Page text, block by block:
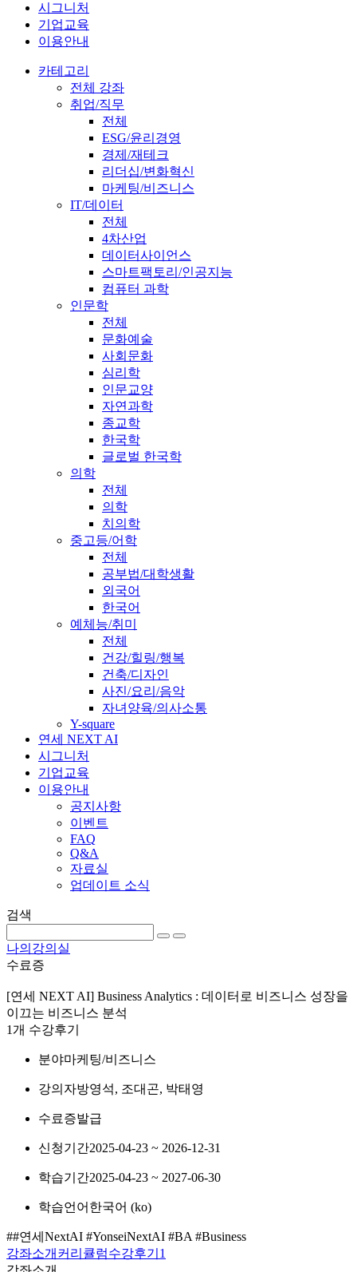
시그니처
기업교육
이용안내
카테고리
전체 강좌
취업/직무
전체
ESG/윤리경영
경제/재테크
리더십/변화혁신
마케팅/비즈니스
IT/데이터
전체
4차산업
데이터사이언스
스마트팩토리/인공지능
컴퓨터 과학
인문학
전체
문화예술
사회문화
심리학
인문교양
자연과학
종교학
한국학
글로벌 한국학
의학
전체
의학
치의학
중고등/어학
전체
공부법/대학생활
외국어
한국어
예체능/취미
전체
건강/힐링/행복
건축/디자인
사진/요리/음악
자녀양육/의사소통
Y-square
연세 NEXT AI
시그니처
기업교육
이용안내
공지사항
이벤트
FAQ
Q&A
자료실
업데이트 소식
검색
나의강의실
수료증
[연세 NEXT AI] Business Analytics : 데이터로 비즈니스 성장을
이끄는 비즈니스 분석
1개 수강후기
분야마케팅/비즈니스
강의자방영석, 조대곤, 박태영
수료증발급
신청기간2025-04-23 ~ 2026-12-31
학습기간2025-04-23 ~ 2027-06-30
학습언어 한국어 ‎(ko)‎
##연세NextAI #YonseiNextAI #BA #Business
강좌소개 커리큘럼수강후기 1